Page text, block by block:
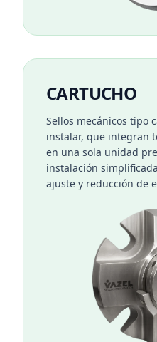
CARTUCHO
Sellos mecánicos tipo
instalar, que integran
en una sola unidad
instalación
ajuste y reducción de